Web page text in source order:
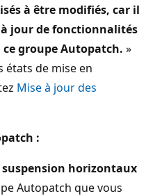
à être modifiés, car il
jour de fonctionnalités
groupe Autopatch. »
états de mise en
Mise à jour des
:
horizontaux
Autopatch que vous